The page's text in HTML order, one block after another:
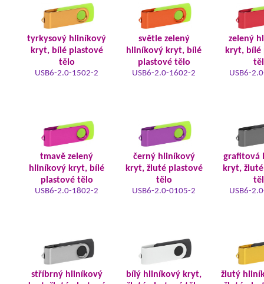
tyrkysový hliníkový
kryt, bílé plastové
tělo
USB6-2.0-1502-2
světle zelený
hliníkový kryt, bílé
plastové tělo
USB6-2.0-1602-2
zelený
kryt, bílé
USB6-
tmavě zelený
hliníkový kryt, bílé
plastové tělo
USB6-2.0-1802-2
černý hliníkový
kryt, žluté plastové
tělo
USB6-2.0-0105-2
grafitová
kryt,
USB6-
stříbrný hliníkový
bílý hliníkový kryt,
žlutý